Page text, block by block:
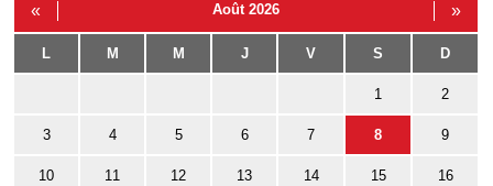
« Août 2026 »
L M M J V S D
1 2
3 4 5 6 7 8 9
10 11 12 13 14 15 16